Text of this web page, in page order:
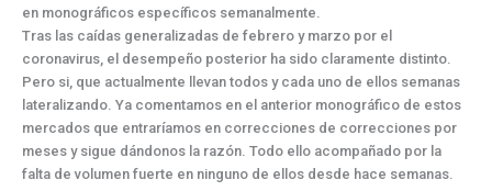
en monográficos específicos semanalmente.
Tras las caídas generalizadas de febrero y marzo por el
coronavirus, el desempeño posterior ha sido claramente distinto.
Pero si, que actualmente llevan todos y cada uno de ellos semanas
lateralizando. Ya comentamos en el anterior monográfico de estos
mercados que entraríamos en correcciones de correcciones por
meses y sigue dándonos la razón. Todo ello acompañado por la
falta de volumen fuerte en ninguno de ellos desde hace semanas.